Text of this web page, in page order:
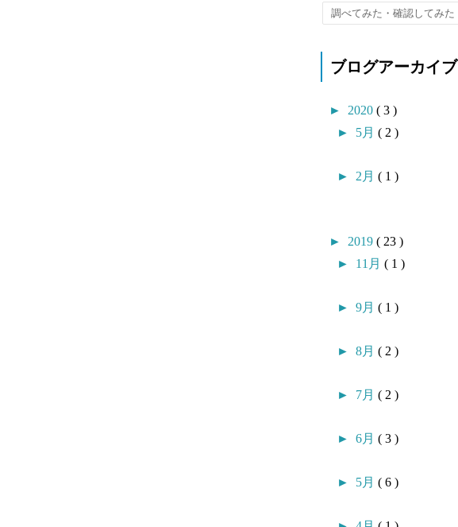
調べてみた・確認してみた
ブログアーカイブ
► 2020 ( 3 )
► 5月 ( 2 )
► 2月 ( 1 )
► 2019 ( 23 )
► 11月 ( 1 )
► 9月 ( 1 )
► 8月 ( 2 )
► 7月 ( 2 )
► 6月 ( 3 )
► 5月 ( 6 )